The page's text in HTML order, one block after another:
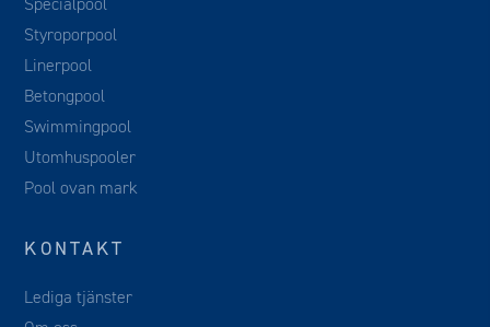
Styroporpool
Linerpool
Betongpool
Swimmingpool
Utomhuspooler
Pool ovan mark
KONTAKT
Lediga tjänster